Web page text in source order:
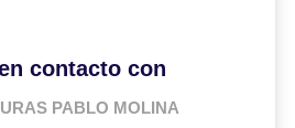
contacto con
PABLO MOLINA